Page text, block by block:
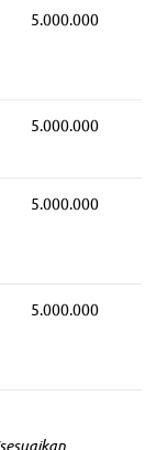
5.000.000
5.000.000
5.000.000
5.000.000